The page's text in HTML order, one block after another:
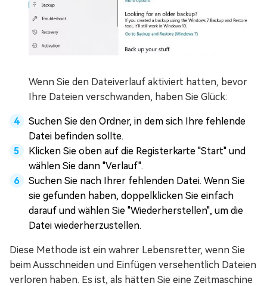
Wenn Sie den Dateiverlauf aktiviert hatten, bevor
Ihre Dateien verschwanden, haben Sie Glück:
Suchen Sie den Ordner, in dem sich Ihre fehlende
Datei befinden sollte.
Klicken Sie oben auf die Registerkarte "Start" und
wählen Sie dann "Verlauf".
Suchen Sie nach Ihrer fehlenden Datei. Wenn Sie
sie gefunden haben, doppelklicken Sie einfach
darauf und wählen Sie "Wiederherstellen", um die
Datei wiederherzustellen.
Diese Methode ist ein wahrer Lebensretter, wenn Sie
beim Ausschneiden und Einfügen versehentlich Dateien
verloren haben. Es ist, als hätten Sie eine Zeitmaschine